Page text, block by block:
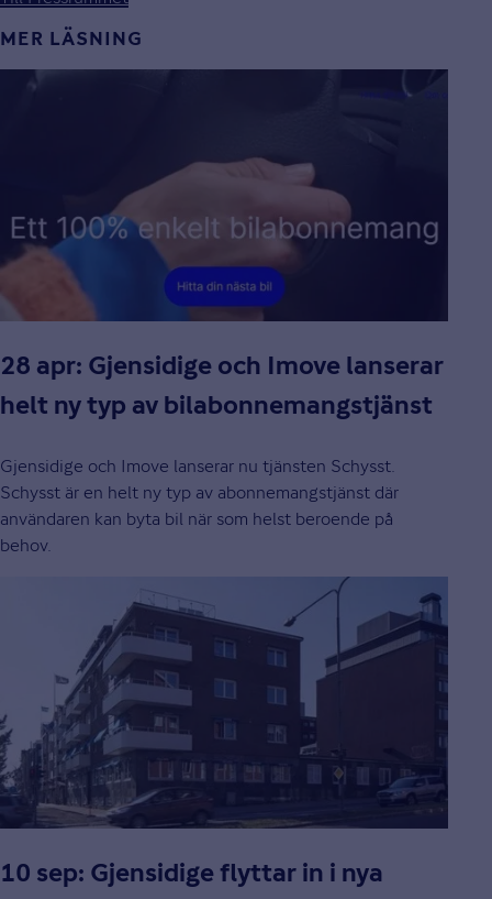
MER LÄSNING
28 apr: Gjensidige och Imove lanserar
helt ny typ av bilabonnemangstjänst
Gjensidige och Imove lanserar nu tjänsten Schysst.
Schysst är en helt ny typ av abonnemangstjänst där
användaren kan byta bil när som helst beroende på
behov.
10 sep: Gjensidige flyttar in i nya